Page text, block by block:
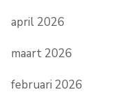
april 2026
maart 2026
februari 2026